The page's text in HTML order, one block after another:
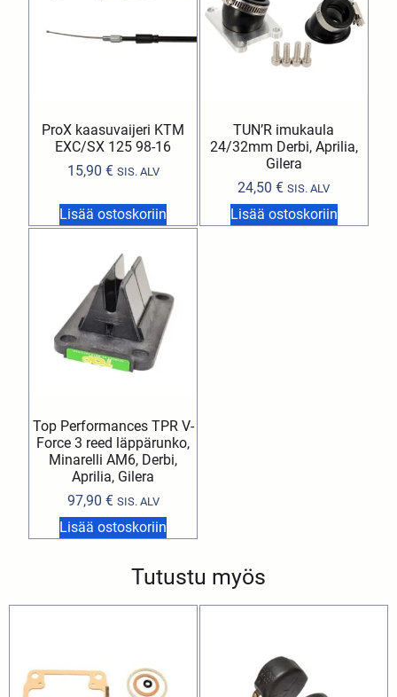
ProX kaasuvaijeri KTM
EXC/SX 125 98-16
15,90 € SIS. ALV
Lisää ostoskoriin
TUN’R imukaula
24/32mm Derbi, Aprilia,
Gilera
24,50€ SIS. ALV
Lisää ostoskoriin
Top Performances TPR V-
Force 3 reed läppärunko,
Minarelli AM6, Derbi,
Aprilia, Gilera
97,90 € SIS. ALV
Lisää ostoskoriin
Tutustu myös